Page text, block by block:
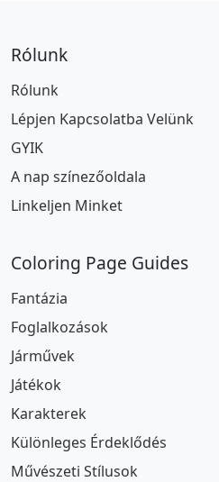
Rólunk
Rólunk
Lépjen Kapcsolatba Velünk
GYIK
A nap színezőoldala
Linkeljen Minket
Coloring Page Guides
Fantázia
Foglalkozások
Járművek
Játékok
Karakterek
Különleges Érdeklődés
Művészeti Stílusok